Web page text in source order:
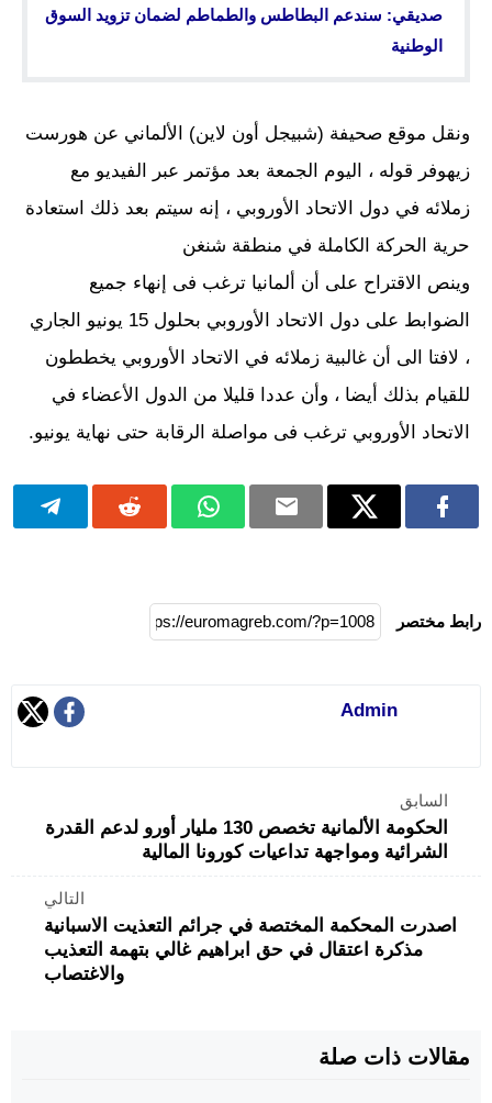
صديقي: سندعم البطاطس والطماطم لضمان تزويد السوق
الوطنية
ونقل موقع صحيفة (شبيجل أون لاين) الألماني عن هورست
زيهوفر قوله ، اليوم الجمعة بعد مؤتمر عبر الفيديو مع
زملائه في دول الاتحاد الأوروبي ، إنه سيتم بعد ذلك استعادة
حرية الحركة الكاملة في منطقة شنغن
وينص الاقتراح على أن ألمانيا ترغب فى إنهاء جميع
الضوابط على دول الاتحاد الأوروبي بحلول 15 يونيو الجاري
، لافتا الى أن غالبية زملائه في الاتحاد الأوروبي يخططون
للقيام بذلك أيضا ، وأن عددا قليلا من الدول الأعضاء في
الاتحاد الأوروبي ترغب فى مواصلة الرقابة حتى نهاية يونيو.
رابط مختصر
Admin
السابق
الحكومة الألمانية تخصص 130 مليار أورو لدعم القدرة
الشرائية ومواجهة تداعيات كورونا المالية
التالي
اصدرت المحكمة المختصة في جرائم التعذيت الاسبانية
مذكرة اعتقال في حق ابراهيم غالي بتهمة التعذيب
والاغتصاب
مقالات ذات صلة